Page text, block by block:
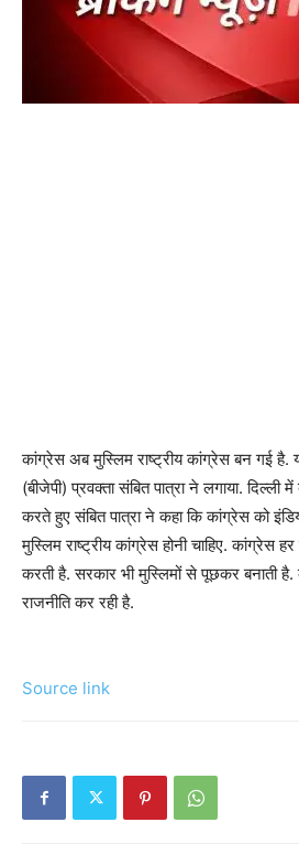
कांग्रेस अब मुस्लिम राष्ट्रीय कांग्रेस बन गई है.
(बीजेपी) प्रवक्ता संबित पात्रा ने लगाया.
करते हुए संबित पात्रा ने कहा कि कांग्रेस को
मुस्लिम राष्ट्रीय कांग्रेस होनी चाहिए. कांग्रेस
करती है. सरकार भी मुस्लिमों से पूछकर बनाती
राजनीति कर रही है.
Source link